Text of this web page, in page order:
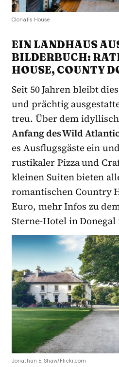
Clonalis House
EIN LANDHAUS
BILDERBUCH:
HOUSE, COUNTY
Seit 50 Jahren bleibt
und prächtig
treu. Über dem
Anfang des Wild
es Ausflugsgäste ein
rustikaler Pizza und
kleinen Suiten bieten
romantischen Country
Euro, mehr Infos zu
Sterne-Hotel in
Jonathan E. Shaw/Flickr.com